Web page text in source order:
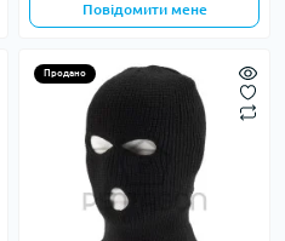
Повідомити мене
Продано